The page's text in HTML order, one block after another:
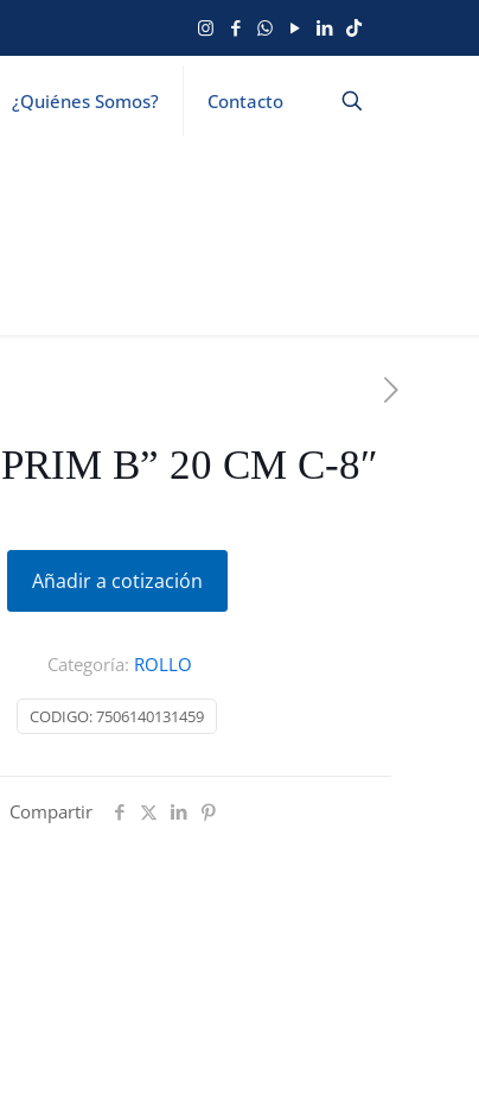
¿Quiénes Somos? Contacto
B” 20 CM C-8″
Añadir a cotización
CODIGO:7506140131459
Categoría: ROLLO
Compartir